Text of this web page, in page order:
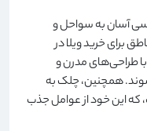
آسان به سواحل و
برای خرید ویلا در
طراحی‌های مدرن و
همچنین، چلک به
که این خود از عوامل جذب